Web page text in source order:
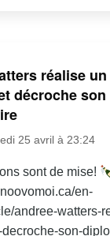
réalise
décroche
25 avril à 23:24
sont de mise!
en-
andree-watters-
son-